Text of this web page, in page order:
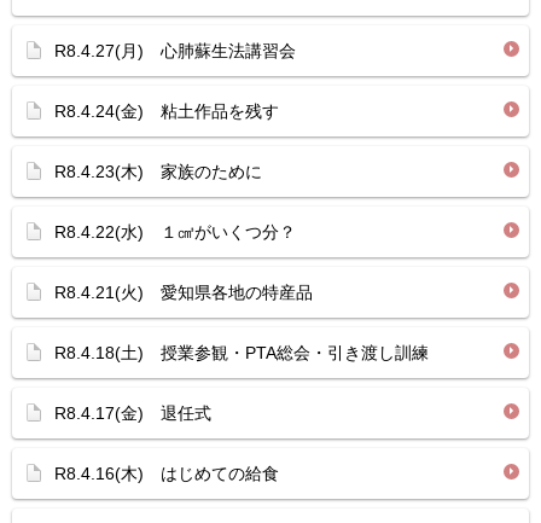
R8.4.27(月) 心肺蘇生法講習会
R8.4.24(金) 粘土作品を残す
R8.4.23(木) 家族のために
R8.4.22(水) １㎤がいくつ分？
R8.4.21(火) 愛知県各地の特産品
R8.4.18(土) 授業参観・PTA総会・引き渡し訓練
R8.4.17(金) 退任式
R8.4.16(木) はじめての給食